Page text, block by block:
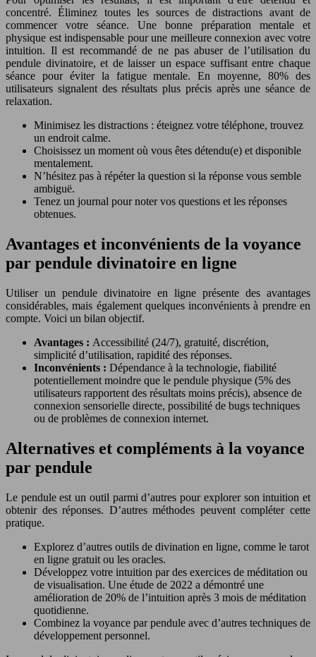
concentré. Éliminez toutes les sources de distractions avant de
commencer votre séance. Une bonne préparation mentale et
physique est indispensable pour une meilleure connexion avec votre
intuition. Il est recommandé de ne pas abuser de l’utilisation du
pendule divinatoire, et de laisser un espace suffisant entre chaque
séance pour éviter la fatigue mentale. En moyenne, 80% des
utilisateurs signalent des résultats plus précis après une séance de
relaxation.
Minimisez les distractions : éteignez votre téléphone, trouvez
un endroit calme.
Choisissez un moment où vous êtes détendu(e) et disponible
mentalement.
N’hésitez pas à répéter la question si la réponse vous semble
ambiguë.
Tenez un journal pour noter vos questions et les réponses
obtenues.
Avantages et inconvénients de la voyance
par pendule divinatoire en ligne
Utiliser un pendule divinatoire en ligne présente des avantages
considérables, mais également quelques inconvénients à prendre en
compte. Voici un bilan objectif.
Avantages : Accessibilité (24/7), gratuité, discrétion,
simplicité d’utilisation, rapidité des réponses.
Inconvénients : Dépendance à la technologie, fiabilité
potentiellement moindre que le pendule physique (5% des
utilisateurs rapportent des résultats moins précis), absence de
connexion sensorielle directe, possibilité de bugs techniques
ou de problèmes de connexion internet.
Alternatives et compléments à la voyance
par pendule
Le pendule est un outil parmi d’autres pour explorer son intuition et
obtenir des réponses. D’autres méthodes peuvent compléter cette
pratique.
Explorez d’autres outils de divination en ligne, comme le tarot
en ligne gratuit ou les oracles.
Développez votre intuition par des exercices de méditation ou
de visualisation. Une étude de 2022 a démontré une
amélioration de 20% de l’intuition après 3 mois de méditation
quotidienne.
Combinez la voyance par pendule avec d’autres techniques de
développement personnel.